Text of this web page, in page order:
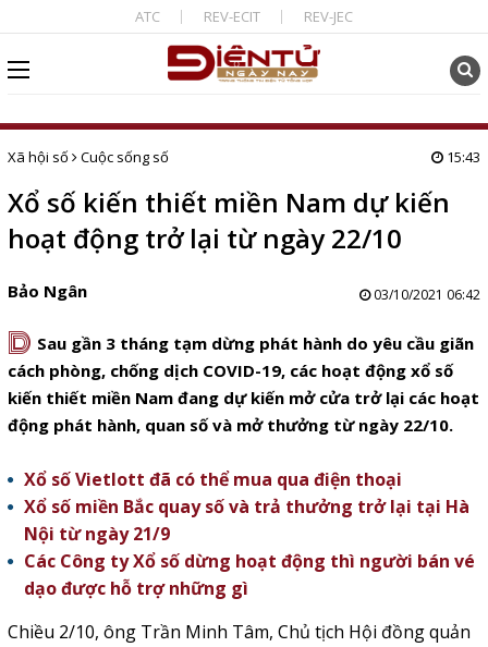
ATC REV-ECIT REV-JEC
Xã hội số Cuộc sống số 15:43
Xổ số kiến thiết miền Nam dự kiến
hoạt động trở lại từ ngày 22/10
Bảo Ngân 03/10/2021 06:42
D Sau gần 3 tháng tạm dừng phát hành do yêu cầu giãn
cách phòng, chống dịch COVID-19, các hoạt động xổ số
kiến thiết miền Nam đang dự kiến mở cửa trở lại các hoạt
động phát hành, quan số và mở thưởng từ ngày 22/10.
Xổ số Vietlott đã có thể mua qua điện thoại
Xổ số miền Bắc quay số và trả thưởng trở lại tại Hà
Nội từ ngày 21/9
Các Công ty Xổ số dừng hoạt động thì người bán vé
dạo được hỗ trợ những gì
Chiều 2/10, ông Trần Minh Tâm, Chủ tịch Hội đồng quản